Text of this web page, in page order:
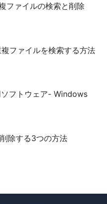
ファイルの検索と削除
ファイルを検索する方法
ソフトウェア- Windows
除する3つの方法